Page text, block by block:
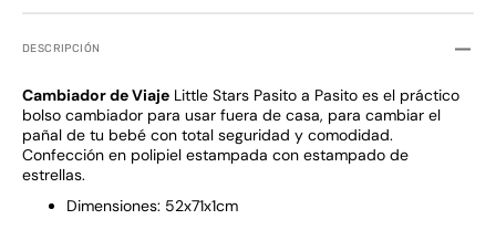
DESCRIPCIÓN
Cambiador de Viaje Little Stars Pasito a Pasito es el práctico
bolso cambiador para usar fuera de casa, para cambiar el
pañal de tu bebé con total seguridad y comodidad.
Confección en polipiel estampada con estampado de
estrellas.
Dimensiones: 52x71x1cm